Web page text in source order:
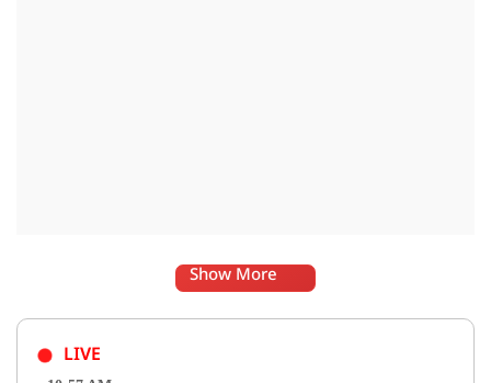
Show More
LIVE